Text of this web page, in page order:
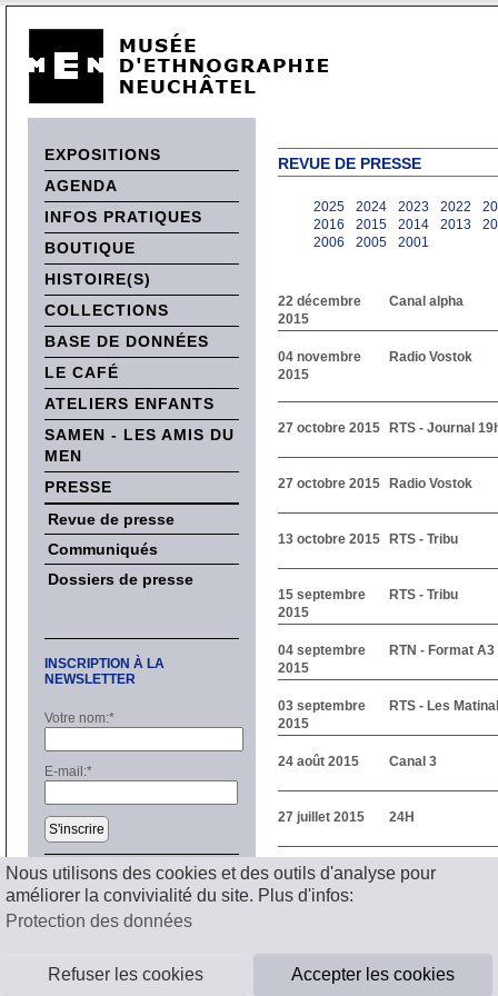
Nous utilisons des cookies et des outils d'analyse pour
améliorer la convivialité du site. Plus d'infos:
Protection des données
Refuser les cookies Accepter les cookies
EXPOSITIONS
AGENDA
INFOS PRATIQUES
BOUTIQUE
HISTOIRE(S)
COLLECTIONS
BASE DE DONNÉES
LE CAFÉ
ATELIERS ENFANTS
SAMEN - LES AMIS DU
MEN
PRESSE
Revue de presse
Communiqués
Dossiers de presse
INSCRIPTION À LA
NEWSLETTER
Votre nom:*
E-mail:*
S'inscrire
REVUE DE PRESSE
2025 2024 2023 2022
2016
2015 2014 2013
2006
2005 2001
22 décembre
2015
Canal alpha
04 novembre
2015
Radio Vostok
27 octobre 2015 RTS - Journal
27 octobre 2015 Radio Vostok
13 octobre 2015 RTS - Tribu
15 septembre
2015
RTS - Tribu
04 septembre
2015
RTN - Format A3
03 septembre
2015
RTS - Les
24 août 2015 Canal 3
27 juillet 2015 24H
1 2 3 4 5 Suivant